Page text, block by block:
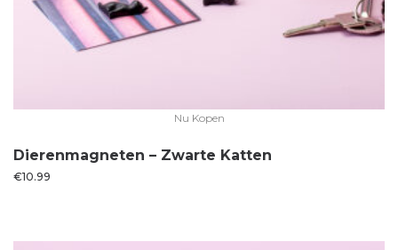
Nu Kopen
Dierenmagneten – Zwarte Katten
€10.99